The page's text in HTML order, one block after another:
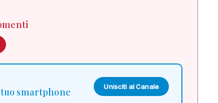
smartphone Unisciti al Canale